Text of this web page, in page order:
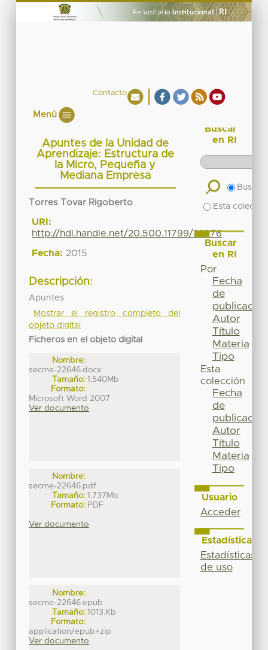
Contacto
Menú
Apuntes de la Unidad de
Aprendizaje: Estructura de
la Micro, Pequeña y
Mediana Empresa
Torres Tovar Rigoberto
URI:
http://hdl.handle.net/20.500.11799/33976
Fecha: 2015
Descripción:
Apuntes
Mostrar el registro completo del
objeto digital
Ficheros en el objeto digital
Nombre:
secme-22646.docx
Tamaño: 1.540Mb
Formato:
Microsoft Word 2007
Ver documento
Nombre:
secme-22646.pdf
Tamaño: 1.737Mb
Formato: PDF
Ver documento
Nombre:
secme-22646.epub
Tamaño: 1013.Kb
Formato:
application/epub+zip
Ver documento
Buscar
en RI
Buscar
Esta
Buscar
en RI
Por
Fecha
de
publicación
Autor
Título
Materia
Tipo
Esta
colección
Fecha
de
publicación
Autor
Título
Materia
Tipo
Usuario
Acceder
Estadísticas
Estadísticas
de uso